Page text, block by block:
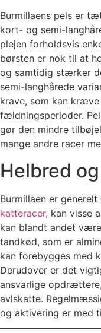
Burmillaens pels er
kort- og semi-
plejen forholdsvis
børsten er nok til at
og samtidig stærker
semi-langhårede
krave, som kan
fældningsperioder.
gør den mindre
mange andre racer
Helbred
Burmillaen er
katteracer, kan visse
kan blandt andet
tandkød, som er
kan forebygges med
Derudover er det
ansvarlige
avlskatte.
og aktivering er med